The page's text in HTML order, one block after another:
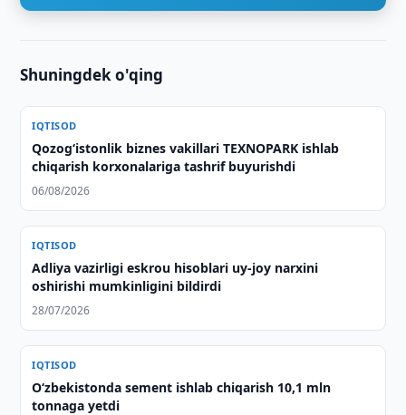
Shuningdek o'qing
IQTISOD
Qozogʻistonlik biznes vakillari TEXNOPARK ishlab
chiqarish korxonalariga tashrif buyurishdi
06/08/2026
IQTISOD
Adliya vazirligi eskrou hisoblari uy-joy narxini
oshirishi mumkinligini bildirdi
28/07/2026
IQTISOD
O‘zbekistonda sement ishlab chiqarish 10,1 mln
tonnaga yetdi